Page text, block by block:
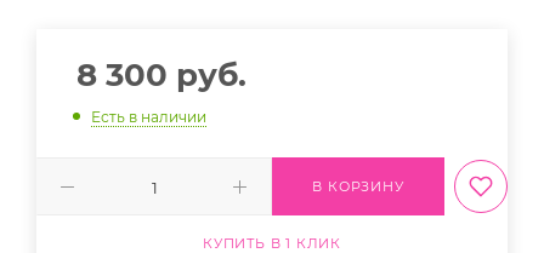
8 300 руб.
Есть в наличии
В КОРЗИНУ
КУПИТЬ В 1 КЛИК